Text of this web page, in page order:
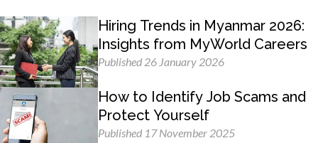
Hiring Trends in Myanmar 2026:
Insights from MyWorld Careers
Published 26 January 2026
How to Identify Job Scams and
Protect Yourself
Published 17 November 2025